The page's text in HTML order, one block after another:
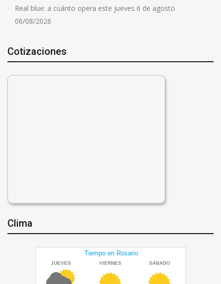
Real blue: a cuánto opera este jueves 6 de agosto
06/08/2026
Cotizaciones
Clima